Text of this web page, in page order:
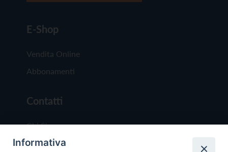
E-Shop
Vendita Online
Abbonamenti
Contatti
Chi Siamo
Redazione
Informativa